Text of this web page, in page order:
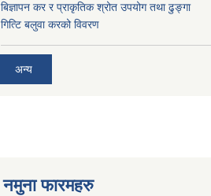
बिज्ञापन कर र प्राकृतिक श्रोत उपयोग तथा ढुङ्गा
गित्टि बलुवा करको विवरण
अन्य
नमुना फारमहरु